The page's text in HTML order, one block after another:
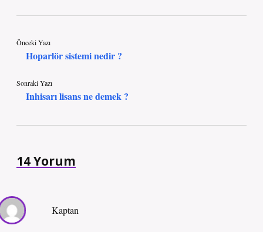
Önceki Yazı
Hoparlör sistemi nedir ?
Sonraki Yazı
Inhisarı lisans ne demek ?
14 Yorum
Kaptan